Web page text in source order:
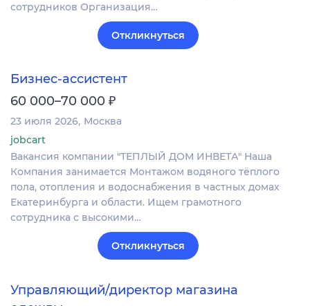
сотрудников Организация…
Откликнуться
Бизнес-ассистент
60 000–70 000 ₽
23 июля 2026 Москва
jobcart
Вакансия компании "ТЕПЛЫЙ ДОМ ИНВЕТА" Наша
Компания занимается Монтажом водяного тёплого
пола, отопления и водоснабжения в частных домах
Екатеринбурга и области. Ищем грамотного
сотрудника с высокими…
Откликнуться
Управляющий/директор магазина